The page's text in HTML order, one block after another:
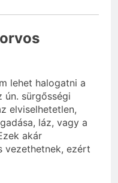
lehet halogatni a
sürgősségi
elviselhetetlen,
láz, vagy a
akár
vezethetnek, ezért